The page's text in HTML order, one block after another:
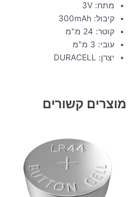
מתח: 3V
קיבול: 300mAh
קוטר: 24 מ"מ
עובי: 3 מ"מ
יצרן: DURACELL
מוצרים קשורים